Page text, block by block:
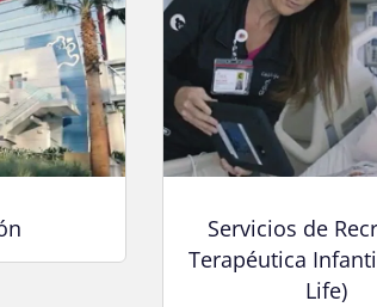
Servicios de
Terapéutica
Life)